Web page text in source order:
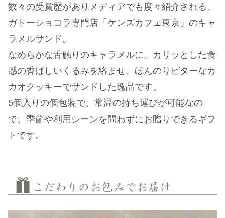
数々の受賞歴がありメディアでも度々紹介される、
ガトーショコラ専門店「ケンズカフェ東京」のキャ
ラメルサンド。
なめらかな舌触りのキャラメルに、カリッとした食
感の香ばしいくるみを絡ませ、ほんのりビターなカ
カオクッキーでサンドした逸品です。
5個入りの個包装で、常温の持ち運びが可能なの
で、季節や利用シーンを問わずにお贈りできるギフ
トです。